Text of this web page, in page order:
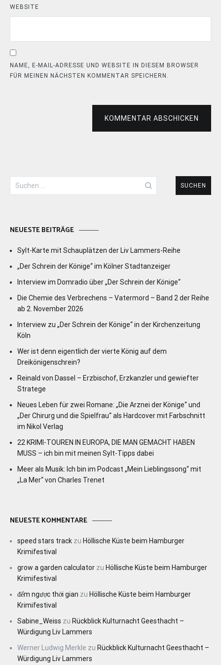
WEBSITE
NAME, E-MAIL-ADRESSE UND WEBSITE IN DIESEM BROWSER
FÜR MEINEN NÄCHSTEN KOMMENTAR SPEICHERN.
KOMMENTAR ABSCHICKEN
Suchen
nach:
NEUESTE BEITRÄGE
Sylt-Karte mit Schauplätzen der Liv Lammers-Reihe
„Der Schrein der Könige“ im Kölner Stadtanzeiger
Interview im Domradio über „Der Schrein der Könige“
Die Chemie des Verbrechens – Vatermord – Band 2 der Reihe
ab 2. November 2026
Interview zu „Der Schrein der Könige“ in der Kirchenzeitung
Köln
Wer ist denn eigentlich der vierte König auf dem
Dreikönigenschrein?
Reinald von Dassel – Erzbischof, Erzkanzler und gewiefter
Stratege
Neues Leben für zwei Romane: „Die Arznei der Könige“ und
„Der Chirurg und die Spielfrau“ als Hardcover mit Farbschnitt
im Nikol Verlag
22 KRIMI-TOUREN IN EUROPA, DIE MAN GEMACHT HABEN
MUSS – ich bin mit meinen Sylt-Tipps dabei
Meer als Musik: Ich bin im Podcast „Mein Lieblingssong“ mit
„La Mer“ von Charles Trenet
NEUESTE KOMMENTARE
speed stars track zu Höllische Küste beim Hamburger
Krimifestival
grow a garden calculator zu Höllische Küste beim Hamburger
Krimifestival
đếm ngược thời gian zu Höllische Küste beim Hamburger
Krimifestival
Sabine_Weiss zu Rückblick Kulturnacht Geesthacht –
Würdigung Liv Lammers
Werner Ludwig Merkle zu Rückblick Kulturnacht Geesthacht –
Würdigung Liv Lammers